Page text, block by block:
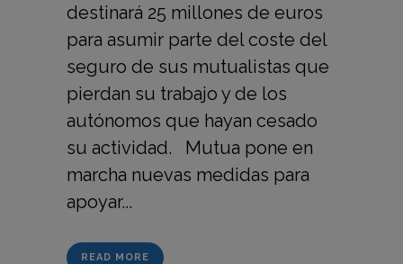
destinará 25 millones de euros
para asumir parte del coste del
seguro de sus mutualistas que
pierdan su trabajo y de los
autónomos que hayan cesado
su actividad. Mutua pone en
marcha nuevas medidas para
apoyar...
READ MORE